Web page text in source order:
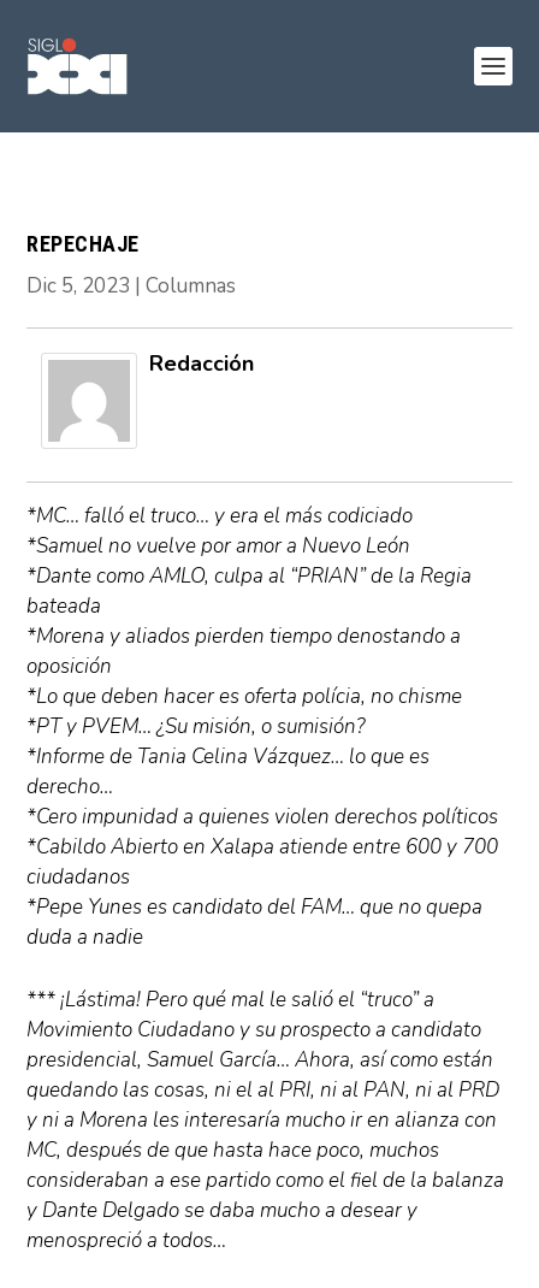
REPECHAJE
Dic 5, 2023 |Columnas
Redacción
*MC… falló el truco… y era el más codiciado
*Samuel no vuelve por amor a Nuevo León
*Dante como AMLO, culpa al “PRIAN” de la Regia
bateada
*Morena y aliados pierden tiempo denostando a
oposición
*Lo que deben hacer es oferta polícia, no chisme
*PT y PVEM… ¿Su misión, o sumisión?
*Informe de Tania Celina Vázquez… lo que es
derecho…
*Cero impunidad a quienes violen derechos políticos
*Cabildo Abierto en Xalapa atiende entre 600 y 700
ciudadanos
*Pepe Yunes es candidato del FAM… que no quepa
duda a nadie
*** ¡Lástima! Pero qué mal le salió el “truco” a
Movimiento Ciudadano y su prospecto a candidato
presidencial, Samuel García… Ahora, así como están
quedando las cosas, ni el al PRI, ni al PAN, ni al PRD
y ni a Morena les interesaría mucho ir en alianza con
MC, después de que hasta hace poco, muchos
consideraban a ese partido como el fiel de la balanza
y Dante Delgado se daba mucho a desear y
menospreció a todos…